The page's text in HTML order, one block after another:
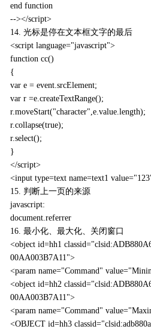
end function
--></script>
14. 光标是停在文本框文字的最后
<script language="javascript">
function cc()
{
var e = event.srcElement;
var r =e.createTextRange();
r.moveStart("character",e.value.length);
r.collapse(true);
r.select();
}
</script>
<input type=text name=text1
15. 判断上一页的来源
javascript:
document.referrer
16. 最小化、最大化、关闭窗口
<object id=hh1
00AA003B7A11">
<param name="Command"
<object id=hh2
00AA003B7A11">
<param name="Command"
<OBJECT id=hh3